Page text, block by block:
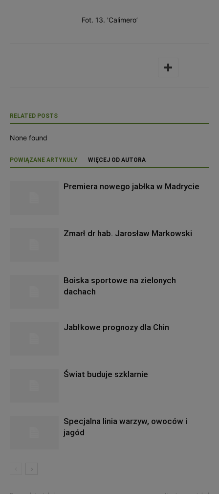
Fot. 13. 'Calimero’
RELATED POSTS
None found
POWIĄZANE ARTYKUŁY WIĘCEJ OD AUTORA
Premiera nowego jabłka w Madrycie
Zmarł dr hab. Jarosław Markowski
Boiska sportowe na zielonych
dachach
Jabłkowe prognozy dla Chin
Świat buduje szklarnie
Specjalna linia warzyw, owoców i
jagód